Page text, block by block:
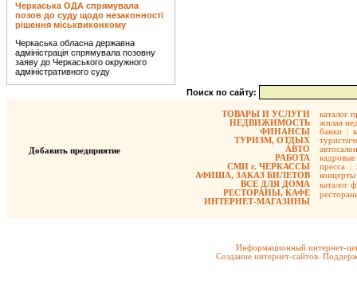
Черкаська ОДА спрямувала
позов до суду щодо незаконності
рішення міськвиконкому
Черкаська обласна державна
адміністрація спрямувала позовну
заяву до Черкаського окружного
адміністративного суду
Поиск по сайту:
Добавить предприятие
ТОВАРЫ И УСЛУГИ
НЕДВИЖИМОСТЬ
ФИНАНСЫ
ТУРИЗМ, ОТДЫХ
АВТО
РАБОТА
СМИ г. ЧЕРКАССЫ
АФИША, ЗАКАЗ БИЛЕТОВ
ВСЕ ДЛЯ ДОМА
РЕСТОРАНЫ, КАФЕ
ИНТЕРНЕТ-МАГАЗИНЫ
каталог
жилая
банки |
кадровые
пресса |
концерты
каталог
Информационный интернет-
Создание интернет-сайтов.